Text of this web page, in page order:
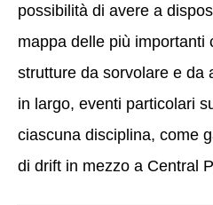
possibilità di avere a
mappa delle più importanti
strutture da sorvolare e da
in largo, eventi particolari
ciascuna disciplina, come
di drift in mezzo a Central